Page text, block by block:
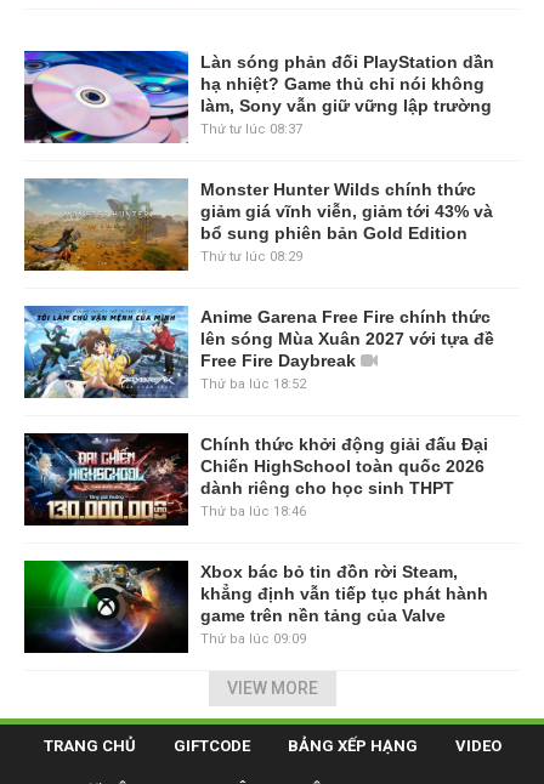
Làn sóng phản đối PlayStation dần
hạ nhiệt? Game thủ chỉ nói không
làm, Sony vẫn giữ vững lập trường
Thứ tư lúc 08:37
Monster Hunter Wilds chính thức
giảm giá vĩnh viễn, giảm tới 43% và
bổ sung phiên bản Gold Edition
Thứ tư lúc 08:29
Anime Garena Free Fire chính thức
lên sóng Mùa Xuân 2027 với tựa đề
Free Fire Daybreak
Thứ ba lúc 18:52
Chính thức khởi động giải đấu Đại
Chiến HighSchool toàn quốc 2026
dành riêng cho học sinh THPT
Thứ ba lúc 18:46
Xbox bác bỏ tin đồn rời Steam,
khẳng định vẫn tiếp tục phát hành
game trên nền tảng của Valve
Thứ ba lúc 09:09
VIEW MORE
TRANG CHỦ GIFTCODE BẢNG XẾP HẠNG VIDEO